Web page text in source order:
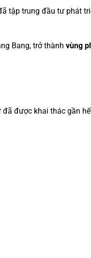
tập trung đầu tư phát
Bang, trở thành vùng
được khai thác gần